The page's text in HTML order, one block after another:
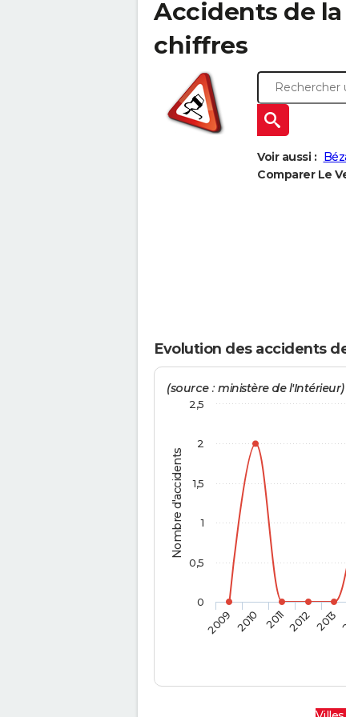
Accidents de
chiffres
Voir aussi :
Comparer Le
Evolution des accidents
Nombre d'accidents
(source : ministère de l'Intérieur)
2009 2010 2011 2012 2013
0
0,5
1
1,5
2
2,5